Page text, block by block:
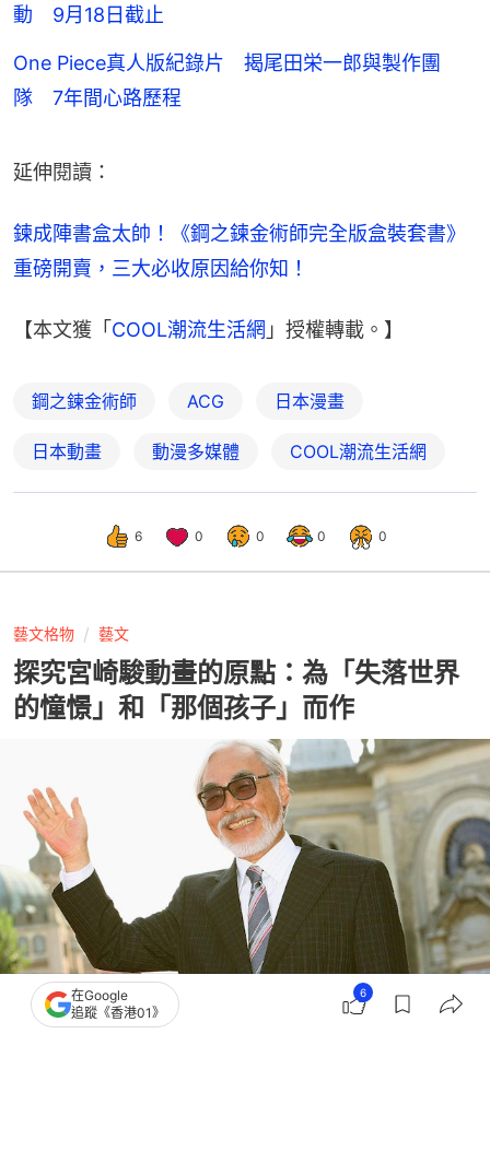
動 9月18日截止
One Piece真人版紀錄片 揭尾田栄一郎與製作團
隊 7年間心路歷程
延伸閱讀：
鍊成陣書盒太帥！《鋼之鍊金術師完全版盒裝套書》
重磅開賣，三大必收原因給你知！
【本文獲「 COOL潮流生活網 」授權轉載。】
鋼之鍊金術師 ACG 日本漫畫
日本動畫 動漫多媒體 COOL潮流生活網
6 0 0 0 0
藝文格物 藝文
探究宮崎駿動畫的原點：為「失落世界
的憧憬」和「那個孩子」而作
撰文：典藏藝術家庭
在Google
追蹤《香港01》
6